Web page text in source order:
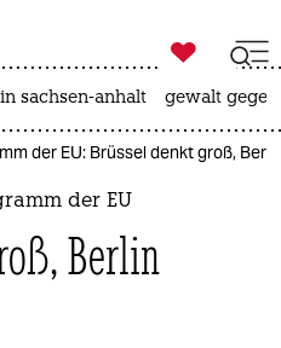
ich

taz zahl ich
sachsen-anhalt gewalt
der EU: Brüssel denkt groß,
der EU
Berlin